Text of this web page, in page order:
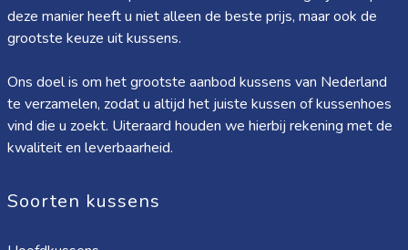
deze manier heeft u niet alleen de beste prijs, maar ook de
grootste keuze uit kussens.
Ons doel is om het grootste aanbod kussens van Nederland
te verzamelen, zodat u altijd het juiste kussen of kussenhoes
vind die u zoekt. Uiteraard houden we hierbij rekening met de
kwaliteit en leverbaarheid.
Soorten kussens